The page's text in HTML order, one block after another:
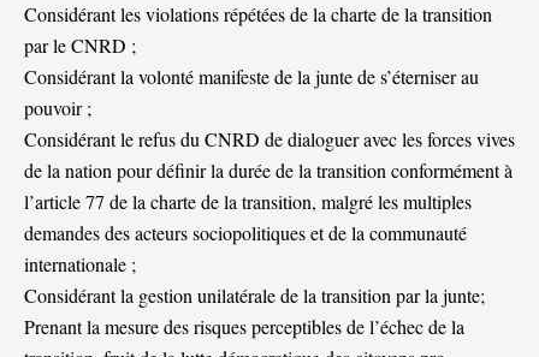
Considérant les violations répétées de la charte de la transition
par le CNRD ;
Considérant la volonté manifeste de la junte de s’éterniser au
pouvoir ;
Considérant le refus du CNRD de dialoguer avec les forces vives
de la nation pour définir la durée de la transition conformément à
l’article 77 de la charte de la transition, malgré les multiples
demandes des acteurs sociopolitiques et de la communauté
internationale ;
Considérant la gestion unilatérale de la transition par la junte;
Prenant la mesure des risques perceptibles de l’échec de la